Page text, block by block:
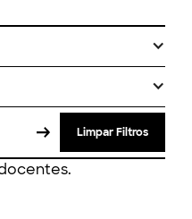
Limpar Filtros